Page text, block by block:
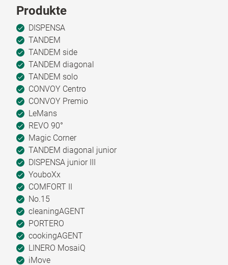
Produkte
DISPENSA
TANDEM
TANDEM side
TANDEM diagonal
TANDEM solo
CONVOY Centro
CONVOY Premio
LeMans
REVO 90°
Magic Corner
TANDEM diagonal junior
DISPENSA junior III
YouboXx
COMFORT II
No.15
cleaningAGENT
PORTERO
cookingAGENT
LINERO MosaiQ
iMove